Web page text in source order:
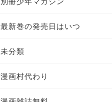
最新巻の発売日はいつ
未分類
漫画村代わり